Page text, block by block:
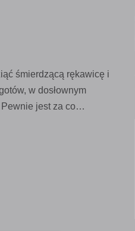
śmierdzącą rękawicę i
w dosłownym
Pewnie jest za co…